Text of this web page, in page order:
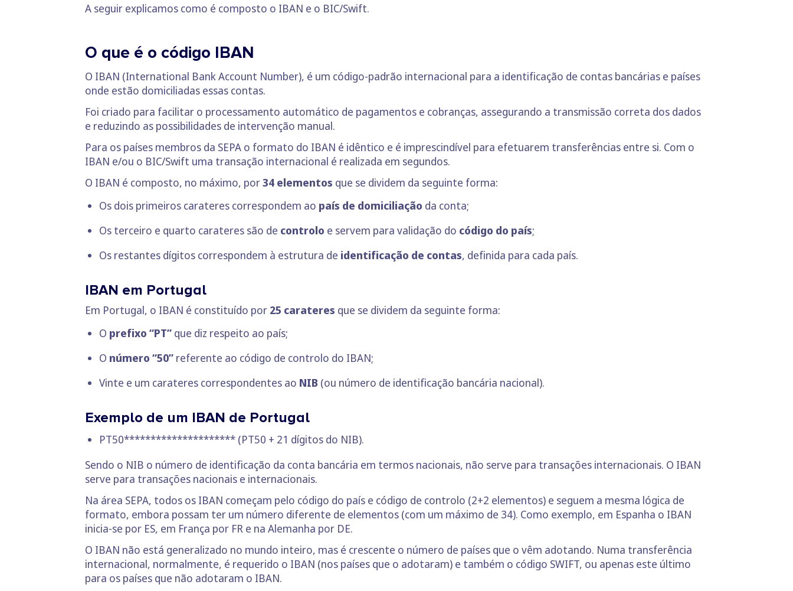
A seguir explicamos como é composto o IBAN e o BIC/Swift.
O que é o código IBAN
O IBAN (International Bank Account Number), é um código-padrão internacional para a identificação de contas bancárias e países
onde estão domiciliadas essas contas.
Foi criado para facilitar o processamento automático de pagamentos e cobranças, assegurando a transmissão correta dos dados
e reduzindo as possibilidades de intervenção manual.
Para os países membros da SEPA o formato do IBAN é idêntico e é imprescindível para efetuarem transferências entre si. Com o
IBAN e/ou o BIC/Swift uma transação internacional é realizada em segundos.
O IBAN é composto, no máximo, por34 elementos que se dividem da seguinte forma:
Os dois primeiros carateres correspondem ao país de domiciliação da conta;
Os terceiro e quarto carateres são de controlo e servem para validação do código do país;
Os restantes dígitos correspondem à estrutura de identificação de contas, definida para cada país.
IBAN em Portugal
Em Portugal, o IBAN é constituído por 25 carateres que se dividem da seguinte forma:
O prefixo “PT” que diz respeito ao país;
O número “50” referente ao código de controlo do IBAN;
Vinte e um carateres correspondentes ao NIB (ou número de identificação bancária nacional).
Exemplo de um IBAN de Portugal
PT50********************* (PT50 + 21 dígitos do NIB).
Sendo o NIB o número de identificação da conta bancária em termos nacionais, não serve para transações internacionais. O IBAN
serve para transações nacionais e internacionais.
Na área SEPA, todos os IBAN começam pelo código do país e código de controlo (2+2 elementos) e seguem a mesma lógica de
formato, embora possam ter um número diferente de elementos (com um máximo de 34). Como exemplo, em Espanha o IBAN
inicia-se por ES, em França por FR e na Alemanha por DE.
O IBAN não está generalizado no mundo inteiro, mas é crescente o número de países que o vêm adotando. Numa transferência
internacional, normalmente, é requerido o IBAN (nos países que o adotaram) e também o código SWIFT, ou apenas este último
para os países que não adotaram o IBAN.